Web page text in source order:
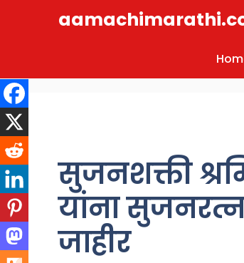
सुजनशक्ती
यांना सुजनरत्न
जाहीर